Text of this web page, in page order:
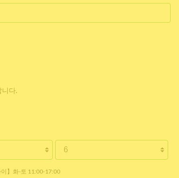
다.
】화-토 11:00-17:00